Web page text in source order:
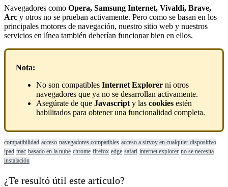
Navegadores como Opera, Samsung Internet, Vivaldi, Brave,
Arc y otros no se prueban activamente. Pero como se basan en los
principales motores de navegación, nuestro sitio web y nuestros
servicios en línea también deberían funcionar bien en ellos.
Nota:
No son compatibles Internet Explorer ni otros
navegadores que ya no se desarrollan activamente.
Asegúrate de que Javascript y las cookies estén
habilitados para obtener una funcionalidad completa.
compatibilidad acceso navegadores compatibles acceso a sirvoy en cualquier dispositivo
ipad mac basado en la nube chrome firefox edge safari internet explorer no se necesita
instalación
¿Te resultó útil este artículo?